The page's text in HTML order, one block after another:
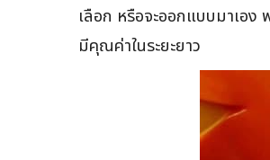
เลือก หรือจะออกแบบมาเอง
มีคุณค่าในระยะยาว